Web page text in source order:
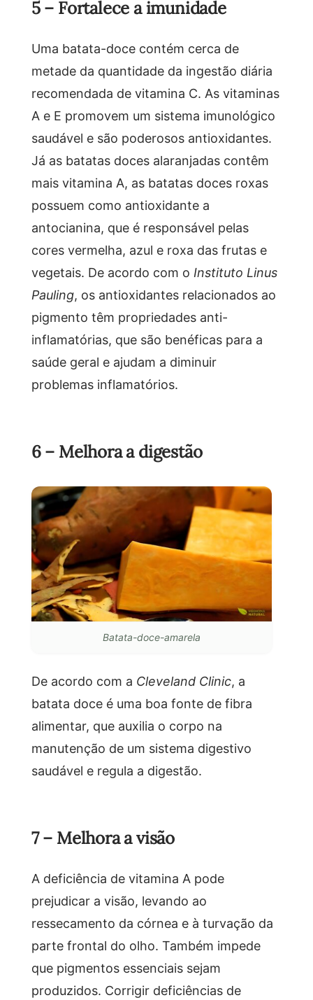
5 – Fortalece a imunidade
Uma batata-doce contém cerca de
metade da quantidade da ingestão diária
recomendada de vitamina C. As vitaminas
A e E promovem um sistema imunológico
saudável e são poderosos antioxidantes.
Já as batatas doces alaranjadas contêm
mais vitamina A, as batatas doces roxas
possuem como antioxidante a
antocianina, que é responsável pelas
cores vermelha, azul e roxa das frutas e
vegetais. De acordo com o Instituto Linus
Pauling, os antioxidantes relacionados ao
pigmento têm propriedades anti-
inflamatórias, que são benéficas para a
saúde geral e ajudam a diminuir
problemas inflamatórios.
6 – Melhora a digestão
Batata-doce-amarela
De acordo com a Cleveland Clinic, a
batata doce é uma boa fonte de fibra
alimentar, que auxilia o corpo na
manutenção de um sistema digestivo
saudável e regula a digestão.
7 – Melhora a visão
A deficiência de vitamina A pode
prejudicar a visão, levando ao
ressecamento da córnea e à turvação da
parte frontal do olho. Também impede
que pigmentos essenciais sejam
produzidos. Corrigir deficiências de